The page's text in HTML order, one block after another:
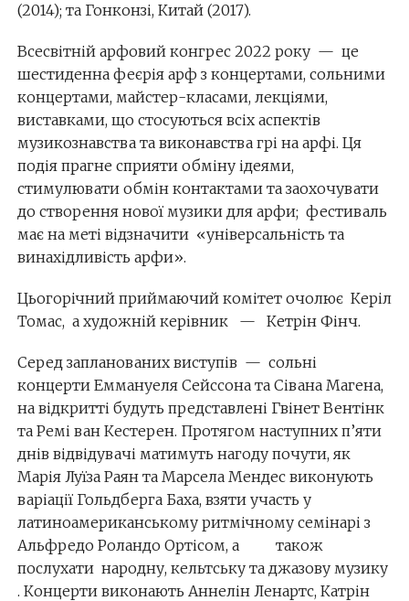
(2014); та Гонконзі, Китай (2017).
Всесвітній арфовий конгрес 2022 року — це
шестиденна феєрія арф з концертами, сольними
концертами, майстер-класами, лекціями,
виставками, що стосуються всіх аспектів
музикознавства та виконавства грі на арфі. Ця
подія прагне сприяти обміну ідеями,
стимулювати обмін контактами та заохочувати
до створення нової музики для арфи; фестиваль
має на меті відзначити «універсальність та
винахідливість арфи».
Цьогорічний приймаючий комітет очолює Керіл
Томас, а художній керівник — Кетрін Фінч.
Серед запланованих виступів — сольні
концерти Еммануеля Сейссона та Сівана Магена,
на відкритті будуть представлені Гвінет Вентінк
та Ремі ван Кестерен. Протягом наступних п’яти
днів відвідувачі матимуть нагоду почути, як
Марія Луїза Раян та Марсела Мендес виконують
варіації Гольдберга Баха, взяти участь у
латиноамериканському ритмічному семінарі з
Альфредо Роландо Ортісом, а також
послухати народну, кельтську та джазову музику
. Концерти виконають Аннелін Ленартс, Катрін